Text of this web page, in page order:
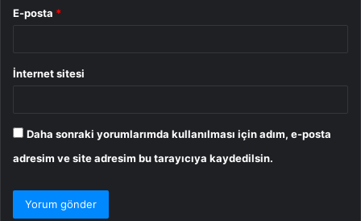
E-posta *
İnternet sitesi
Daha sonraki yorumlarımda kullanılması için adım, e-posta
adresim ve site adresim bu tarayıcıya kaydedilsin.